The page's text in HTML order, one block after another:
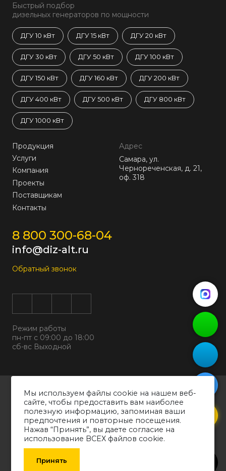
Быстрый подбор
дизельных генераторов по мощности
ДГУ 10 кВт ДГУ 15 кВт ДГУ 20 кВт
ДГУ 30 кВт ДГУ 50 кВт ДГУ 100 кВт
ДГУ 150 кВт ДГУ 160 кВт ДГУ 200 кВт
ДГУ 400 кВт ДГУ 500 кВт ДГУ 800 кВт
ДГУ 1000 кВт
Продукция
Услуги
Компания
Проекты
Поставщикам
Контакты
Адрес
Самара, ул.
Чернореченская, д. 21,
оф. 318
8 800 300-68-04
info@diz-alt.ru
Обратный звонок
Режим работы
пн-пт с 09:00 до 18:00
сб-вс Выходной
Все права защищены © 2026
ООО "ДИЗАЛЬТ"
ИНН 6318069799 ОГРН 1226300038194
Политика конфиденциальности
Согласие на обработку персональных данных
Обращаем ваше внимание на то, что вся информация о товарах,
носит информативный характер и может быть изменена производителем
Мы используем файлы cookie на нашем веб-
сайте, чтобы предоставить вам наиболее
полезную информацию, запоминая ваши
предпочтения и повторные посещения.
Нажав “Принять”, вы даете согласие на
использование ВСЕХ файлов cookie.
Принять